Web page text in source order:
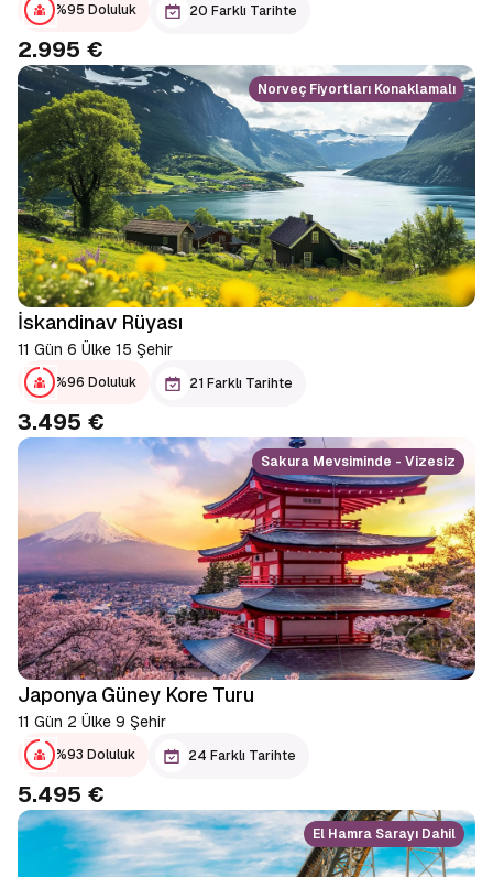
%95 Doluluk 20 Farklı Tarihte
2.995 €
Norveç Fiyortları Konaklamalı
İskandinav Rüyası
11 Gün 6 Ülke 15 Şehir
%96 Doluluk 21 Farklı Tarihte
3.495 €
Sakura Mevsiminde - Vizesiz
Japonya Güney Kore Turu
11 Gün 2 Ülke 9 Şehir
%93 Doluluk 24 Farklı Tarihte
5.495 €
El Hamra Sarayı Dahil